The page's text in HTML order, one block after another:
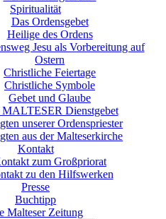
Spiritualität
Das Ordensgebet
Heilige des Ordens
Jesu als Vorbereitung auf
Ostern
Christliche Feiertage
Christliche Symbole
Gebet und Glaube
MALTESER Dienstgebet
unserer Ordenspriester
aus der Malteserkirche
Kontakt
zum Großpriorat
zu den Hilfswerken
Presse
Buchtipp
Malteser Zeitung